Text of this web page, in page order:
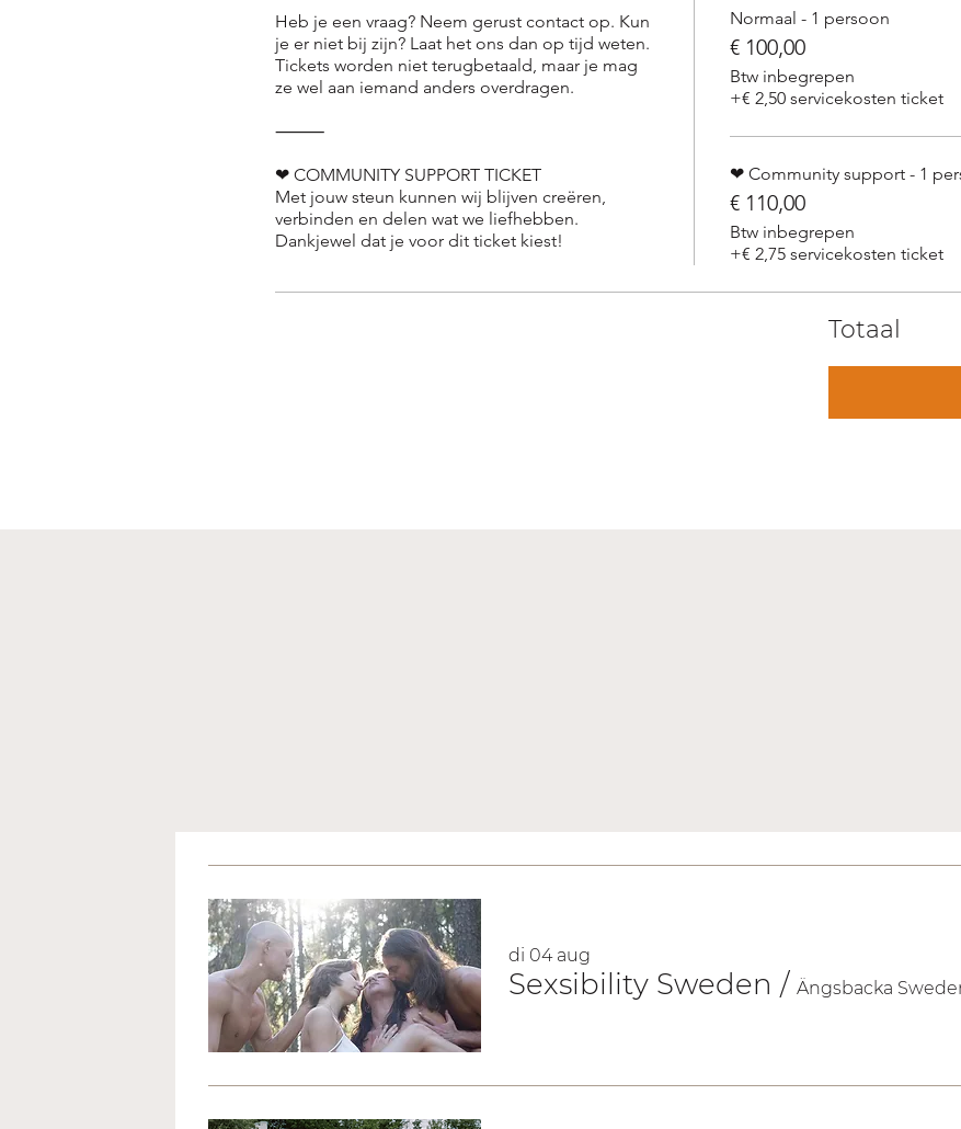
di 04 aug
Sexsibility Sweden / Ängsbacka
Heb je een vraag? Neem gerust contact op. Kun
je er niet bij zijn? Laat het ons dan op tijd weten.
Tickets worden niet terugbetaald, maar je mag
ze wel aan iemand anders overdragen.
⸻
❤ COMMUNITY SUPPORT TICKET
Met jouw steun kunnen wij blijven creëren,
verbinden en delen wat we liefhebben.
Dankjewel dat je voor dit ticket kiest!
Normaal - 1 persoon
€ 100,00
Btw inbegrepen
+€ 2,50 servicekosten ticket
❤ Community support - 1
€ 110,00
Btw inbegrepen
+€ 2,75 servicekosten ticket
Totaal